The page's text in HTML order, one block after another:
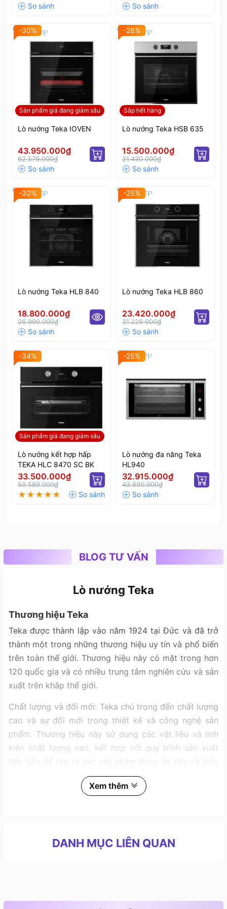
Sản phẩm giá đang giảm sâu
-30%
Lò nướng Teka IOVEN
43.950.000₫
62.579.000₫
Sắp hết hàng
-28%
Lò nướng Teka HSB 635
15.500.000₫
21.430.000₫
-30%
Lò nướng Teka HLB 840
18.800.000₫
26.990.000₫
-25%
Lò nướng Teka HLB 860
23.420.000₫
31.229.000₫
Sản phẩm giá đang giảm sâu
-34%
Lò nướng kết hợp hấp
TEKA HLC 8470 SC BK
33.500.000₫
50.589.000₫
-25%
Lò nướng đa năng Teka
HL940
32.915.000₫
43.890.000₫
BLOG TƯ VẤN
Lò nướng Teka
Thương hiệu Teka
Teka được thành lập vào năm 1924 tại Đức và đã trở
thành một trong những thương hiệu uy tín và phổ biến
trên toàn thế giới. Thương hiệu này có mặt trong hơn
120 quốc gia và có nhiều trung tâm nghiên cứu và sản
xuất trên khắp thế giới.
Chất lượng và đổi mới: Teka chú trọng đến chất lượng
cao và sự đổi mới trong thiết kế và công nghệ sản
phẩm. Thương hiệu này sử dụng các vật liệu và linh
kiện chất lượng cao, kết hợp với quy trình sản xuất
Chất lượng lò nướng Teka
nướng Teka được thiết kế để cung cấp khả năng
Chất lượng và hiệu suất: Lò nướng Teka được đánh
Xem thêm
DANH MỤC LIÊN QUAN